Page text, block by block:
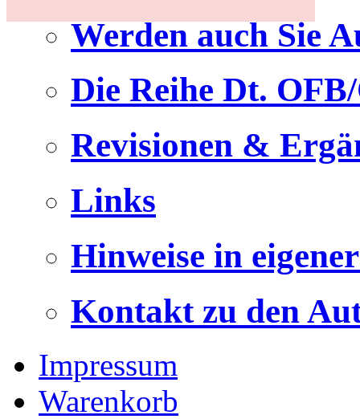
Werden auch Sie
Die Reihe Dt.
Revisionen &
Links
Hinweise in
Kontakt zu den
Impressum
Warenkorb